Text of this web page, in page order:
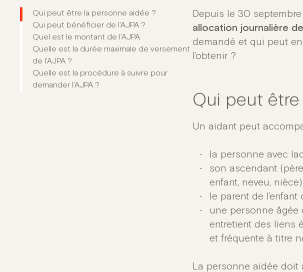
Qui peut être la personne aidée ?
Qui peut bénéficier de l'AJPA ?
Quel est le montant de l'AJPA
Quelle est la durée maximale de versement
de l'AJPA ?
Quelle est la procédure à suivre pour
demander l'AJPA ?
Depuis le 30
allocation journalière
demandé et qui peut
l’obtenir ?
Qui peut
Un aidant peut
la personne avec
son ascendant
enfant, neveu,
le parent de
une personne âgée
entretient des liens
et fréquente à titre
La personne aidée doit